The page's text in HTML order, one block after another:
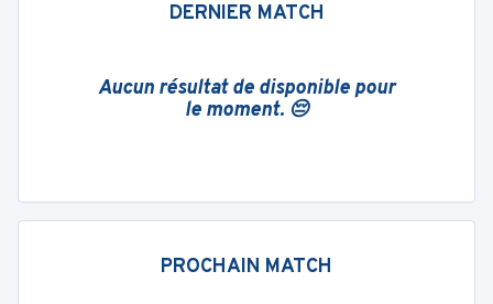
DERNIER MATCH
Aucun résultat de disponible pour
le moment. 😔
PROCHAIN MATCH